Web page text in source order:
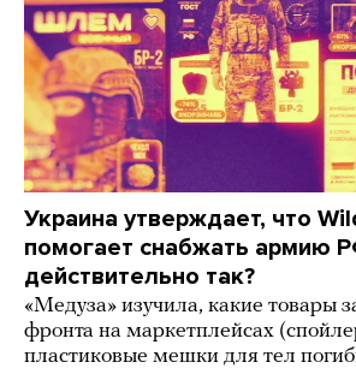
Украина утверждает, что
помогает снабжать армию
действительно так?
«Медуза» изучила, какие товары
фронта на маркетплейсах
пластиковые мешки для тел